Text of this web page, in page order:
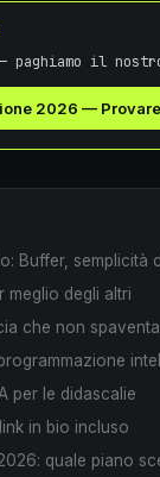
il nostro
2026 —
Buffer, semplicità
meglio degli altri
che non spaventa
per le didascalie
in bio incluso
quale piano